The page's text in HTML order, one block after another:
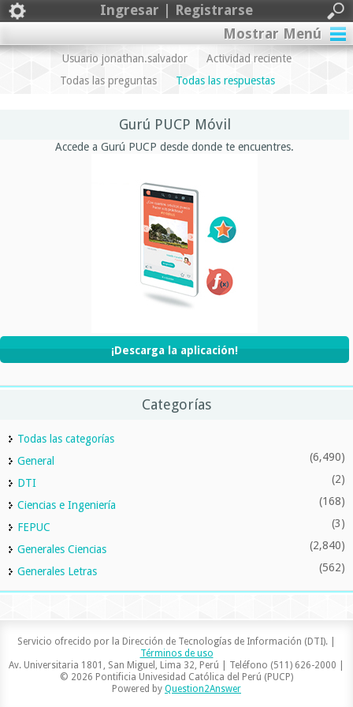
Ingresar | Registrarse
Mostrar Menú
Usuario jonathan.salvador
Actividad reciente
Todas las preguntas
Todas las respuestas
Gurú PUCP Móvil
Accede a Gurú PUCP desde donde te encuentres.
¡Descarga la aplicación!
Categorías
Todas las categorías
General
(6,490)
DTI (2)
Ciencias e Ingeniería (168)
FEPUC (3)
Generales Ciencias (2,840)
Generales Letras (562)
Servicio ofrecido por la Dirección de Tecnologías de Información (DTI). |
Términos de uso
Av. Universitaria 1801, San Miguel, Lima 32, Perú | Teléfono (511) 626-2000 |
© 2026 Pontificia Univesidad Católica del Perú (PUCP)
Powered by Question2Answer